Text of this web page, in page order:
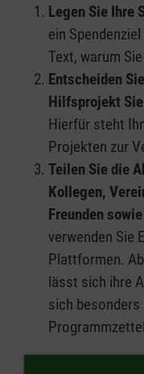
Legen Sie Ihre
ein
Text, warum
Entscheiden
Hilfsprojekt
Hierfür steht
Projekten zur
Teilen Sie die
Kollegen,
Freunden
verwenden Sie
Plattformen.
lässt sich ihre
sich